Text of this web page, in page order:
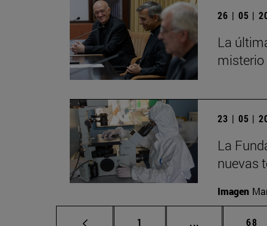
26 | 05 |
La
misterio
23 | 05 |
La
nuevas
Imagen
Página
1 ... Páginas 68